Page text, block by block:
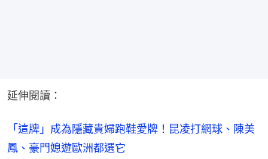
延伸閱讀：
「這牌」成為隱藏貴婦跑鞋愛牌！昆凌打網球、陳美
鳳、豪門媳遊歐洲都選它